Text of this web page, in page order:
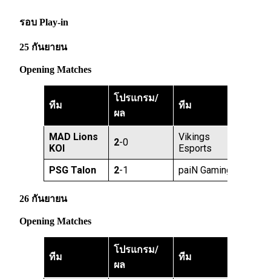
รอบ Play-in
25 กันยายน
Opening Matches
ทีม
โปรแกรม/
ผล
ทีม
MAD Lions
KOI
2-0
Vikings
Esports
PSG Talon
2-1 paiN Gaming
26 กันยายน
Opening Matches
ทีม
โปรแกรม/
ผล
ทีม